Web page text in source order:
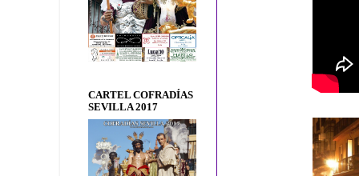
CARTEL COFRADÍAS
SEVILLA 2017